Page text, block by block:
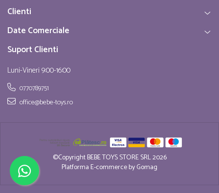
Clienti
Date Comerciale
Suport Clienti
Luni-Vineri 9:00-16:00
0770789751
office@bebe-toys.ro
©Copyright BEBE TOYS STORE SRL 2026
Platforma E-commerce by Gomag